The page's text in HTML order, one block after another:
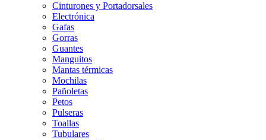
Cinturones y Portadorsales
Electrónica
Gafas
Gorras
Guantes
Manguitos
Mantas térmicas
Mochilas
Pañoletas
Petos
Pulseras
Toallas
Tubulares